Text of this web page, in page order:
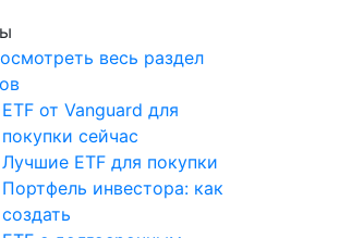
ETF от Vanguard для
покупки сейчас
Лучшие ETF для покупки
Портфель инвестора: как
создать